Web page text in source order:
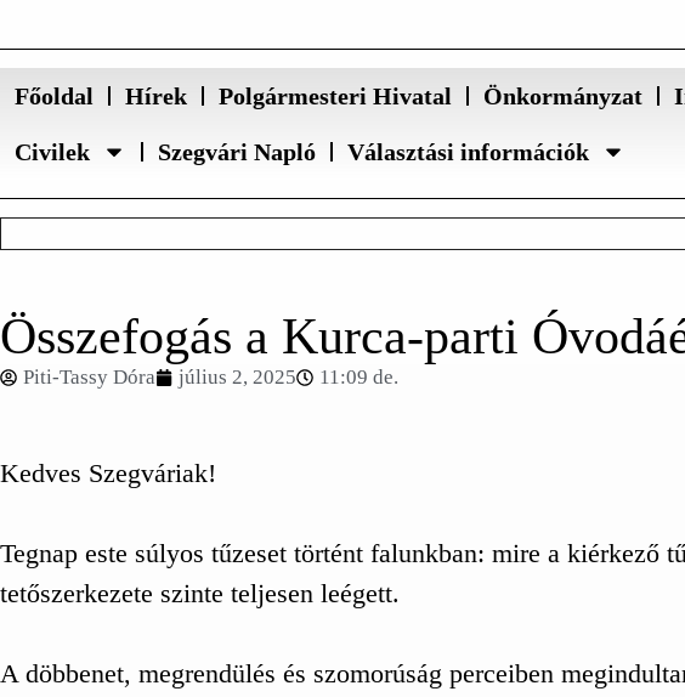
Főoldal Hírek Polgármesteri Hivatal Önkormányzat
Civilek Szegvári Napló Választási információk
Összefogás a Kurca-parti
Piti-Tassy Dóra július 2, 2025 11:09 de.
Kedves Szegváriak!
Tegnap este súlyos tűzeset történt falunkban: mire a kiérkező
tetőszerkezete szinte teljesen leégett.
A döbbenet, megrendülés és szomorúság perceiben